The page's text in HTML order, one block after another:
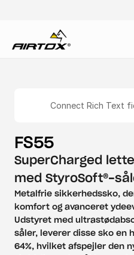
Connect Rich Text
FS55
SuperCharged
med StyroSoft®-
Metalfrie sikkerhedssko,
komfort og avanceret
Udstyret med
såler, leverer disse sko en
64%, hvilket afspejler den